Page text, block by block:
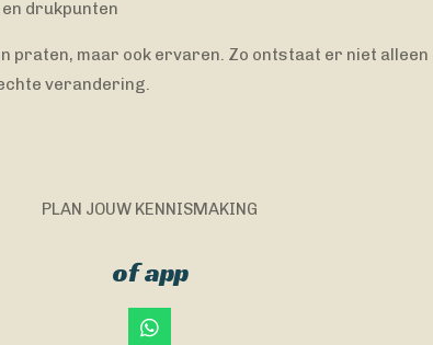
drukpunten
praten, maar ook ervaren. Zo ontstaat er niet alleen
verandering.
PLAN JOUW KENNISMAKING
of app
W